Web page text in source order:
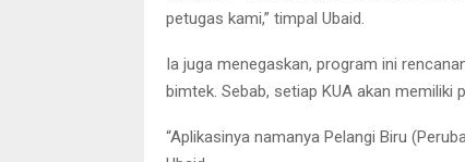
petugas kami,” timpal Ubaid.
Ia juga menegaskan, program ini
bimtek. Sebab, setiap KUA akan
“Aplikasinya namanya Pelangi Biru